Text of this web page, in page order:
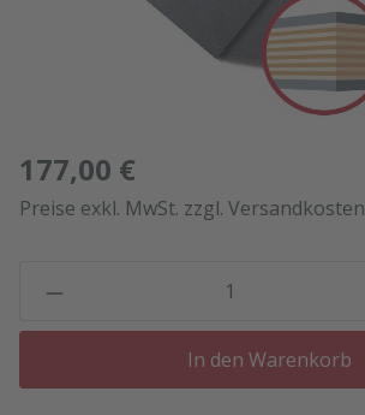
177,00 €
Preise exkl. MwSt. zzgl. Versandkosten
In den Warenkorb